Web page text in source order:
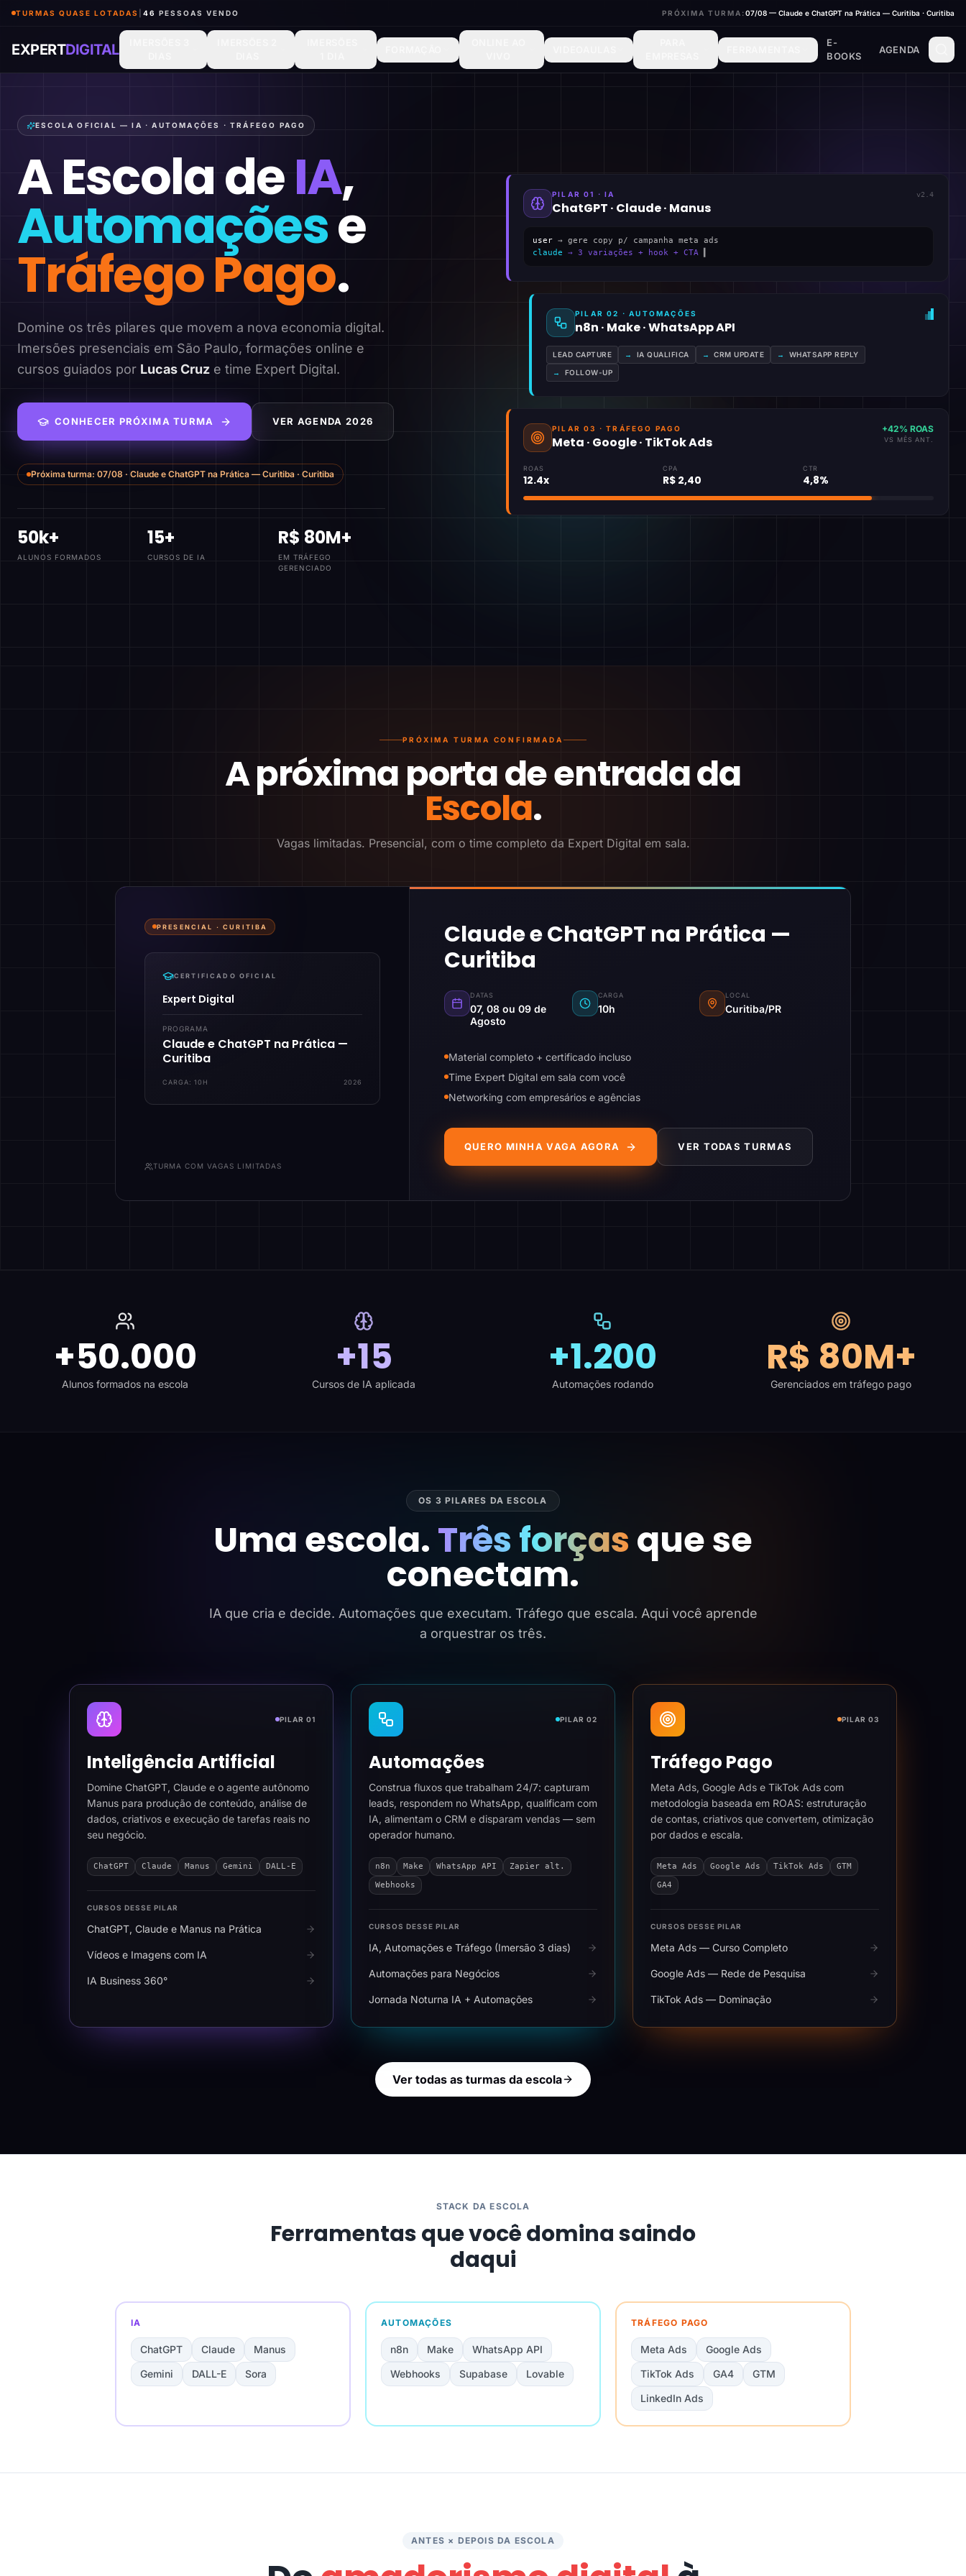
TURMAS QUASE LOTADAS 46 PESSOAS VENDO PRÓXIMA TURMA:07/08 — Claude e ChatGPT na Prática — Curitiba · Curitiba
EXPERTDIGITAL
E-
BOOKS
AGENDA
ESCOLA OFICIAL — IA · AUTOMAÇÕES · TRÁFEGO PAGO
A Escola deIA,
Automaçõese
Tráfego Pago.
Domine os três pilares que movem a nova economia digital.
Imersões presenciais em São Paulo, formações online e
cursos guiados por Lucas Cruz e time Expert Digital.
CONHECER PRÓXIMA TURMA VER AGENDA 2026
Próxima turma: 07/08 · Claude e ChatGPT na Prática — Curitiba · Curitiba
50k+
ALUNOS FORMADOS
15+
CURSOS DE IA
R$ 80M+
EM TRÁFEGO
GERENCIADO
PILAR 01 · IA
ChatGPT · Claude · Manus
v2.4
user → gere copy p/ campanha meta ads
claude → 3 variações + hook + CTA
PILAR 02 · AUTOMAÇÕES
n8n · Make · WhatsApp API
LEAD CAPTURE → IA QUALIFICA → CRM UPDATE → WHATSAPP REPLY
→ FOLLOW-UP
PILAR 03 · TRÁFEGO PAGO
Meta · Google · TikTok Ads
+42% ROAS
VS MÊS ANT.
ROAS
12.4x
CPA
R$ 2,40
CTR
4,8%
PRÓXIMA TURMA CONFIRMADA
A próxima porta de entrada da
Escola.
Vagas limitadas. Presencial, com o time completo da Expert Digital em sala.
PRESENCIAL ·CURITIBA
CERTIFICADO OFICIAL
Expert Digital
PROGRAMA
Claude e ChatGPT na Prática —
Curitiba
CARGA:10H 2026
TURMA COM VAGAS LIMITADAS
Claude e ChatGPT na Prática —
Curitiba
DATAS
07, 08 ou 09 de
Agosto
CARGA
10h
LOCAL
Curitiba/PR
Material completo + certificado incluso
Time Expert Digital em sala com você
Networking com empresários e agências
QUERO MINHA VAGA AGORA VER TODAS TURMAS
+50.000
Alunos formados na escola
+15
Cursos de IA aplicada
+1.200
Automações rodando
R$ 80M+
Gerenciados em tráfego pago
OS 3 PILARES DA ESCOLA
Uma escola.Três forçasque se
conectam.
IA que cria e decide. Automações que executam. Tráfego que escala. Aqui você aprende
a orquestrar os três.
PILAR 01
Inteligência Artificial
Domine ChatGPT, Claude e o agente autônomo
Manus para produção de conteúdo, análise de
dados, criativos e execução de tarefas reais no
seu negócio.
ChatGPT Claude Manus Gemini DALL-E
CURSOS DESSE PILAR
ChatGPT, Claude e Manus na Prática
Vídeos e Imagens com IA
IA Business 360°
PILAR 02
Automações
Construa fluxos que trabalham 24/7: capturam
leads, respondem no WhatsApp, qualificam com
IA, alimentam o CRM e disparam vendas — sem
operador humano.
n8n Make WhatsApp API
Zapier alt.
Webhooks
CURSOS DESSE PILAR
IA, Automações e Tráfego (Imersão 3 dias)
Automações para Negócios
Jornada Noturna IA + Automações
PILAR 03
Tráfego Pago
Meta Ads, Google Ads e TikTok Ads com
metodologia baseada em ROAS: estruturação
de contas, criativos que convertem, otimização
por dados e escala.
Meta Ads Google Ads TikTok Ads
GTM
GA4
CURSOS DESSE PILAR
Meta Ads — Curso Completo
Google Ads — Rede de Pesquisa
TikTok Ads — Dominação
Ver todas as turmas da escola
STACK DA ESCOLA
Ferramentas que você domina saindo
daqui
IA
ChatGPT Claude
Manus
Gemini
DALL-E Sora
AUTOMAÇÕES
n8n Make
WhatsApp API
Webhooks
Supabase Lovable
TRÁFEGO PAGO
Meta Ads
Google Ads
TikTok Ads
GA4
GTM
LinkedIn Ads
ANTES × DEPOIS DA ESCOLA